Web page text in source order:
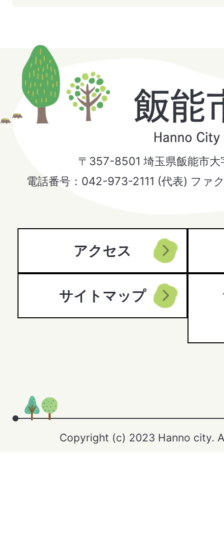
飯
能
Hanno
〒357-8501 埼玉県飯能市大
電話番号：042-973-2111 (代表) ファ
アクセス
サイトマップ
Copyright (c) 2023 Hanno city.